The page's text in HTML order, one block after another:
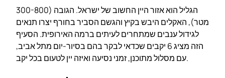
הגליל הוא אזור היין החשוב של ישראל. הגובה (300-800
מטר), האקלים היבש בקיץ והגשם הסביר בחורף יצרו תנאים
לגידול ענבים שמתחרים לעיתים ברמה האירופית. הסעיף
הזה מציג 6 יקבים שכדאי לבקר בהם בסיור-יום מתל אביב,
עם מסלול מתוכנן, זמני נסיעה ואיזה יין לטעום בכל יקב.